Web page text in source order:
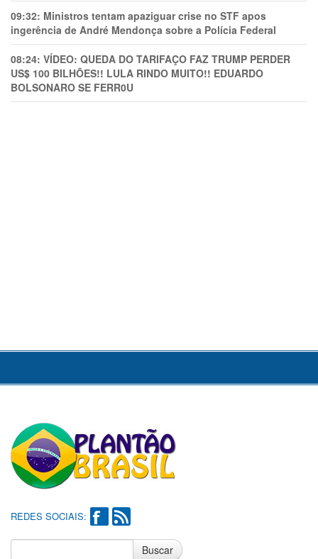
09:32: Ministros tentam apaziguar crise no STF apos
ingerência de André Mendonça sobre a Polícia Federal
08:24: VÍDEO: QUEDA DO TARIFAÇO FAZ TRUMP PERDER
US$ 100 BILHÕES!! LULA RINDO MUITO!! EDUARDO
BOLSONARO SE FERR0U
REDES SOCIAIS:
Buscar